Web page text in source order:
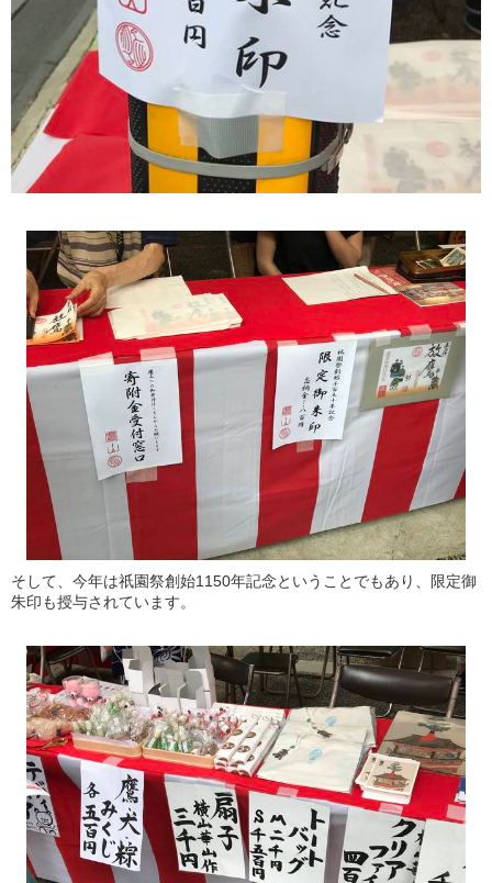
そして、今年は祇園祭創始1150年記念ということでもあり、限定御
朱印も授与されています。